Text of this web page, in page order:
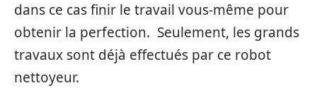
dans ce cas finir le travail vous-même pour
obtenir la perfection. Seulement, les grands
travaux sont déjà effectués par ce robot
nettoyeur.